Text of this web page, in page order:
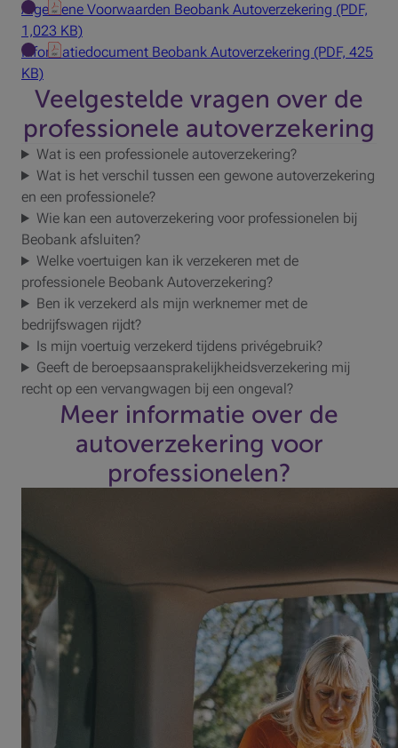
Algemene Voorwaarden Beobank Autoverzekering (PDF,
1,023 KB)
Informatiedocument Beobank Autoverzekering (PDF, 425
KB)
Veelgestelde vragen over de
professionele autoverzekering
Wat is een professionele autoverzekering?
Wat is het verschil tussen een gewone autoverzekering
en een professionele?
Wie kan een autoverzekering voor professionelen bij
Beobank afsluiten?
Welke voertuigen kan ik verzekeren met de
professionele Beobank Autoverzekering?
Ben ik verzekerd als mijn werknemer met de
bedrijfswagen rijdt?
Is mijn voertuig verzekerd tijdens privégebruik?
Geeft de beroepsaansprakelijkheidsverzekering mij
recht op een vervangwagen bij een ongeval?
Meer informatie over de
autoverzekering voor
professionelen?